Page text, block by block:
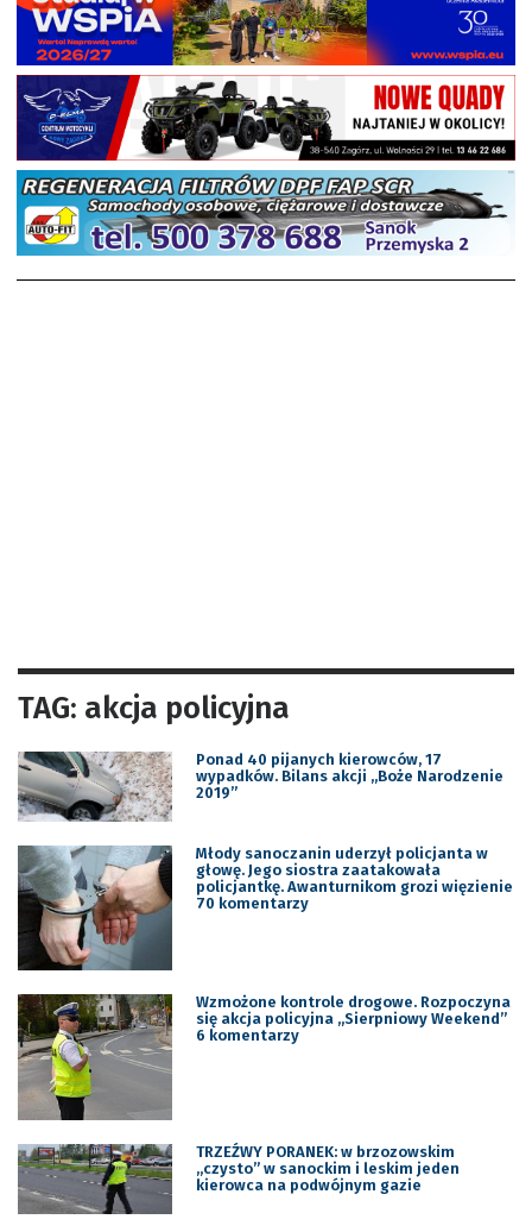
TAG: akcja policyjna
Ponad 40 pijanych kierowców, 17
wypadków. Bilans akcji „Boże Narodzenie
2019”
Młody sanoczanin uderzył policjanta w
głowę. Jego siostra zaatakowała
policjantkę. Awanturnikom grozi więzienie
70 komentarzy
Wzmożone kontrole drogowe. Rozpoczyna
się akcja policyjna „Sierpniowy Weekend”
6 komentarzy
TRZEŹWY PORANEK: w brzozowskim
,,czysto” w sanockim i leskim jeden
kierowca na podwójnym gazie